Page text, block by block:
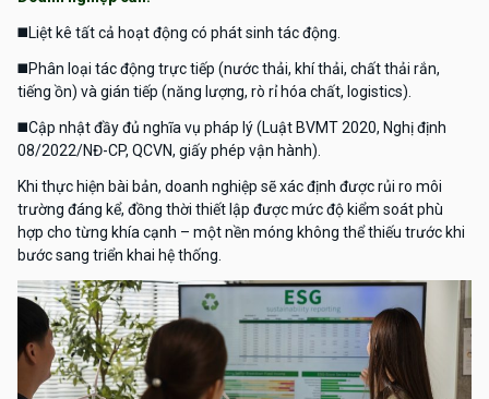
◼️Liệt kê tất cả hoạt động có phát sinh tác động.
◼️Phân loại tác động trực tiếp (nước thải, khí thải, chất thải rắn,
tiếng ồn) và gián tiếp (năng lượng, rò rỉ hóa chất, logistics).
◼️Cập nhật đầy đủ nghĩa vụ pháp lý (Luật BVMT 2020, Nghị định
08/2022/NĐ-CP, QCVN, giấy phép vận hành).
Khi thực hiện bài bản, doanh nghiệp sẽ xác định được rủi ro môi
trường đáng kể, đồng thời thiết lập được mức độ kiểm soát phù
hợp cho từng khía cạnh – một nền móng không thể thiếu trước khi
bước sang triển khai hệ thống.